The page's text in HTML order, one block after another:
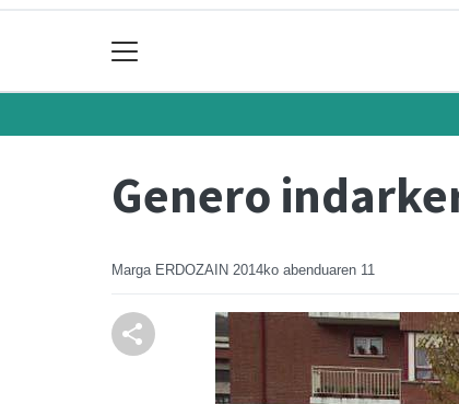
Genero
Marga ERDOZAIN 2014ko abenduaren 11